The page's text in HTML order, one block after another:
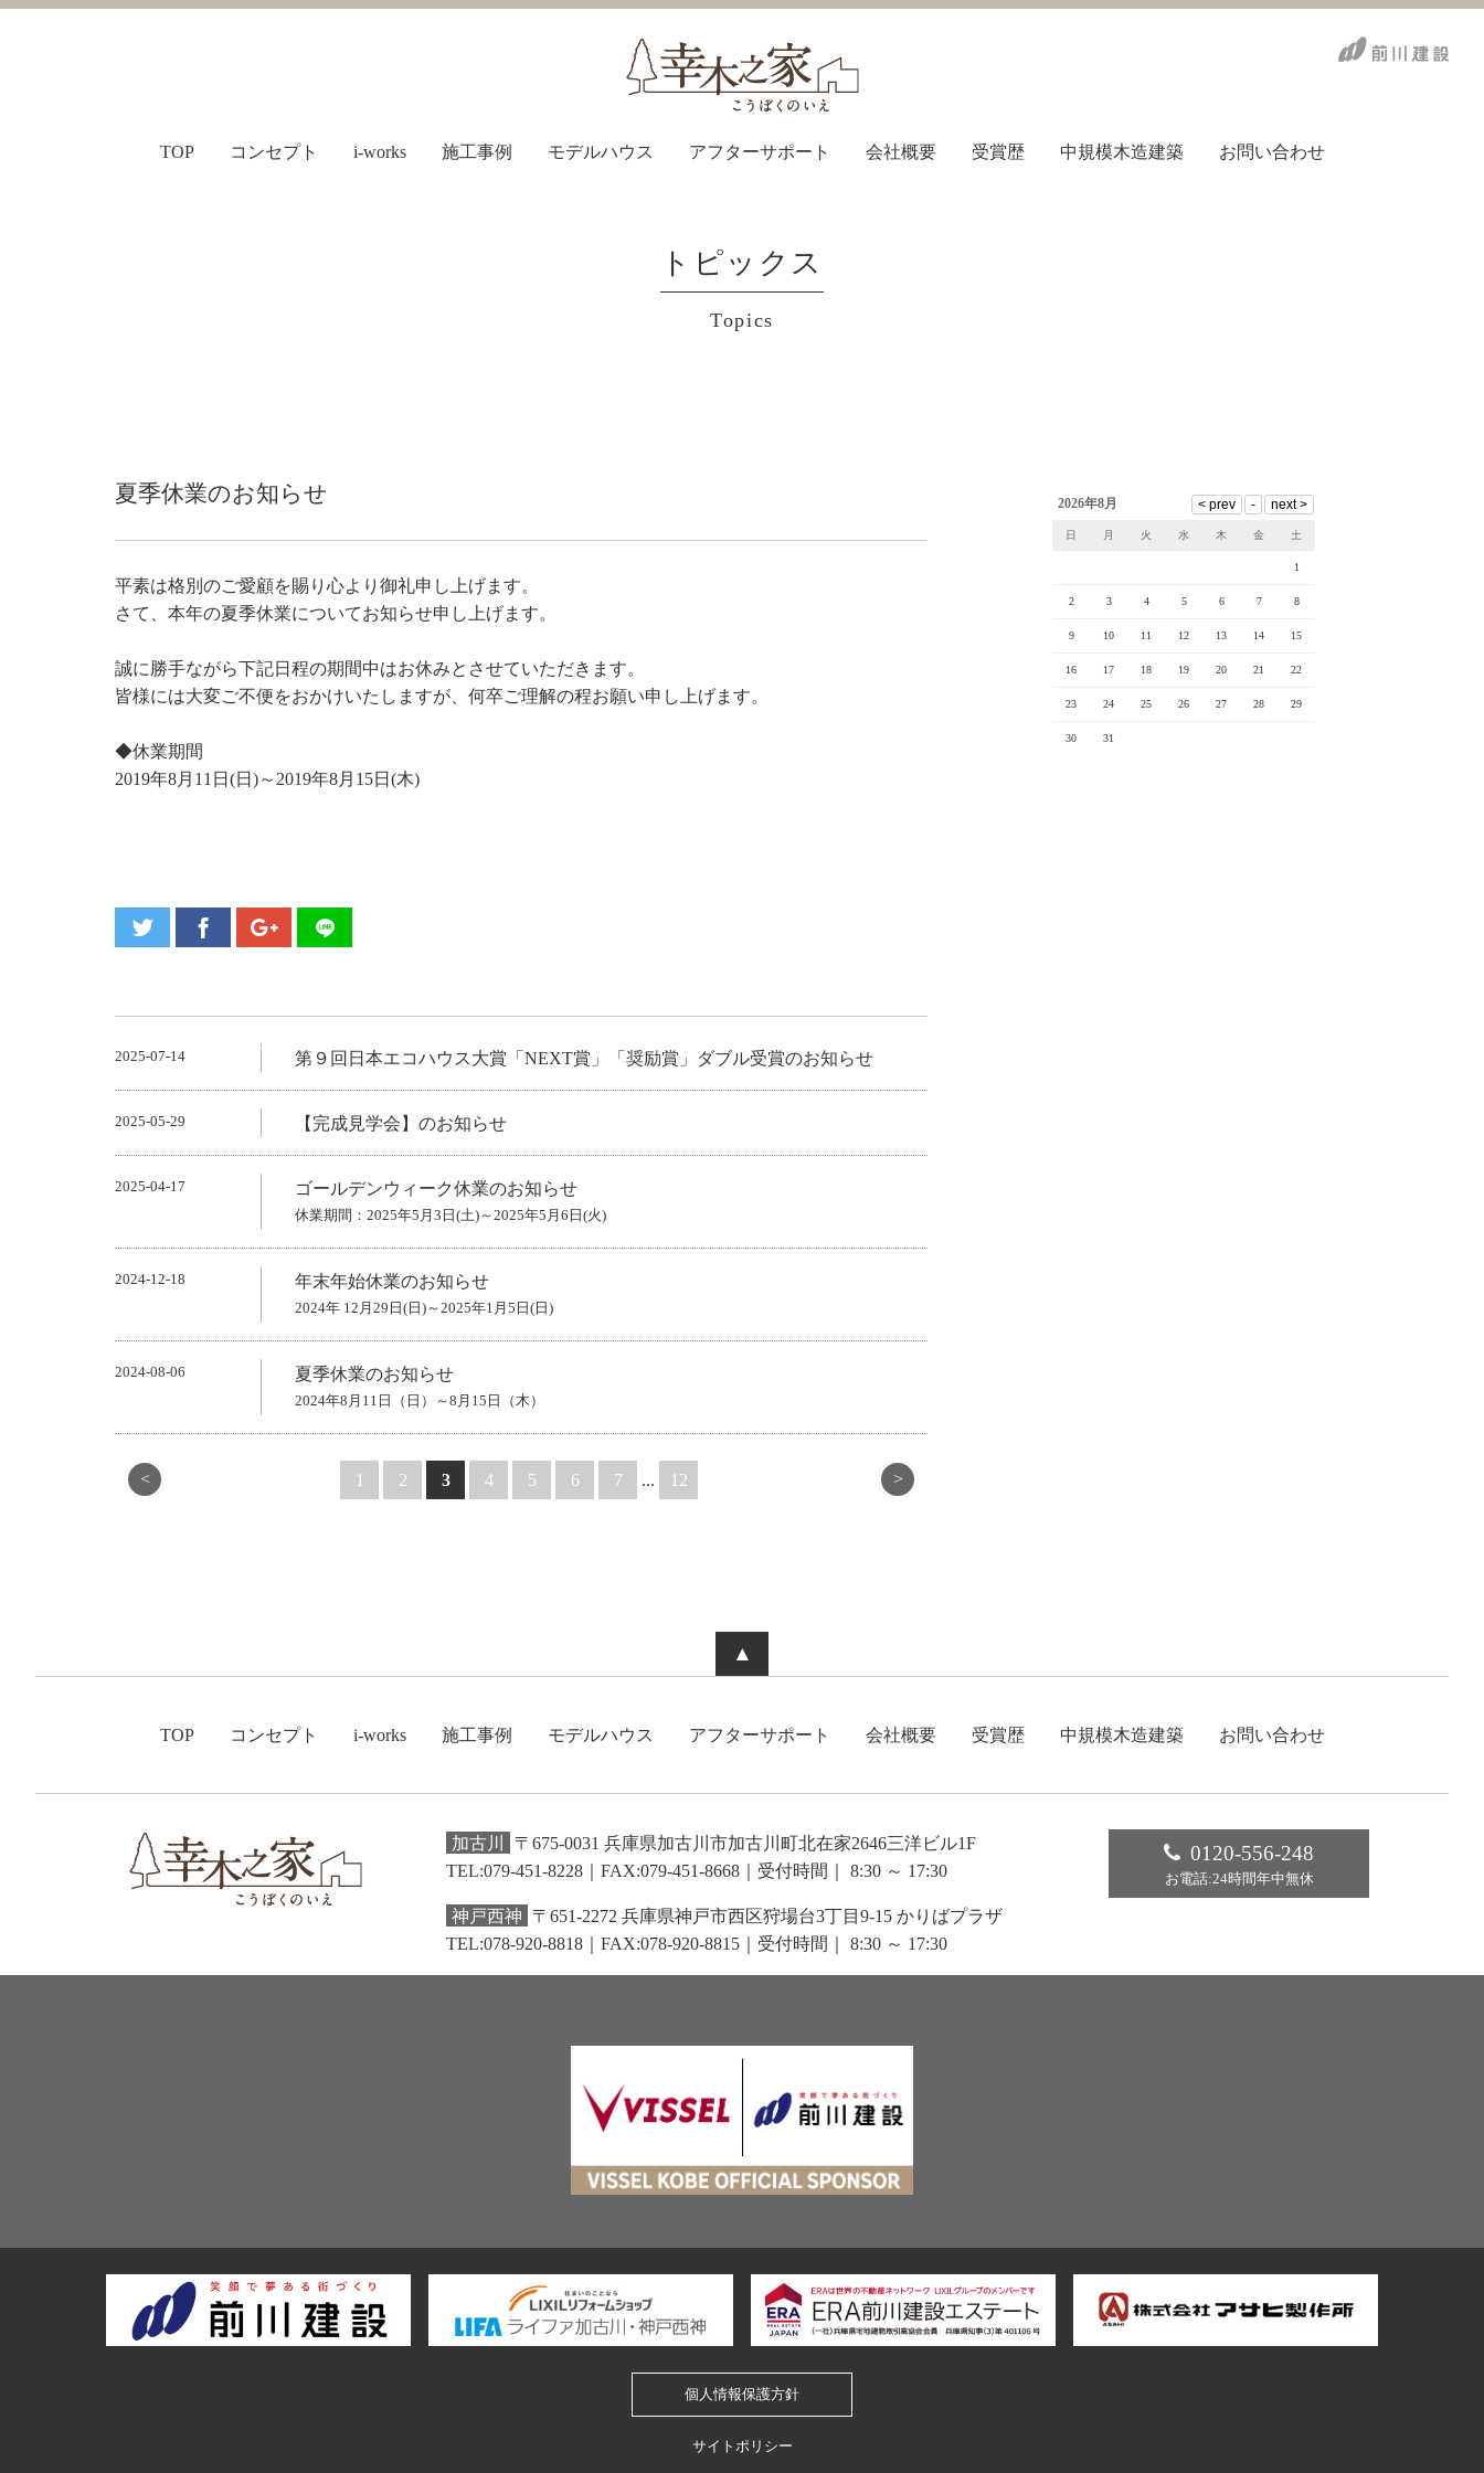
TOP コンセプト i-works 施工事例 モデルハウス アフターサポート 会社概要 受賞歴 中規模木造建築 お問い合わせ
トピックス
Topics
夏季休業のお知らせ
平素は格別のご愛顧を賜り心より御礼申し上げます。
さて、本年の夏季休業についてお知らせ申し上げます。
誠に勝手ながら下記日程の期間中はお休みとさせていただきます。
皆様には大変ご不便をおかけいたしますが、何卒ご理解の程お願い申し上げます。
◆休業期間
2019年8月11日(日)～2019年8月15日(木)
2025-07-14 第９回日本エコハウス大賞「NEXT賞」「奨励賞」ダブル受賞のお知らせ
2025-05-29 【完成見学会】のお知らせ
2025-04-17 ゴールデンウィーク休業のお知らせ
休業期間：2025年5月3日(土)～2025年5月6日(火)
2024-12-18 年末年始休業のお知らせ
2024年 12月29日(日)～2025年1月5日(日)
2024-08-06 夏季休業のお知らせ
2024年8月11日（日）～8月15日（木）
< 1 2 3 4 5 6 7 ... 12 >
2026年8月
日 月 火 水 木 金 土
1
2 3 4 5 6 7 8
9 10 11 12 13 14 15
16 17 18 19 20 21 22
23 24 25 26 27 28 29
30 31
▲
TOP コンセプト i-works 施工事例 モデルハウス アフターサポート 会社概要 受賞歴 中規模木造建築 お問い合わせ
加古川
〒675-0031 兵庫県加古川市加古川町北在家2646三洋ビル1F
TEL:079-451-8228｜FAX:079-451-8668 ｜受付時間｜ 8:30 ～ 17:30
神戸西神
〒651-2272 兵庫県神戸市西区狩場台3丁目9-15 かりばプラザ
TEL:078-920-8818｜FAX:078-920-8815 ｜受付時間｜ 8:30 ～ 17:30
0120-556-248
お電話:24時間年中無休
個人情報保護方針
サイトポリシー